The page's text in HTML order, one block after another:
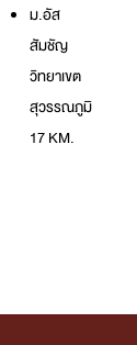
ม.อัส
สัมชัญ
วิทยาเขต
สุวรรณภูมิ
17 KM.